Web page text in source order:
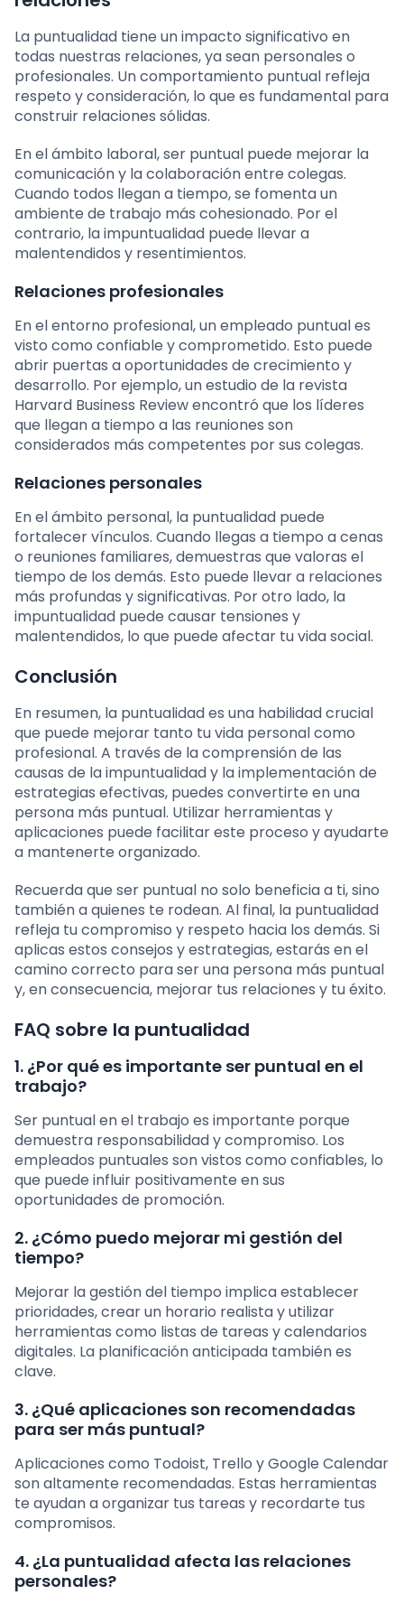
La puntualidad tiene un impacto significativo en
todas nuestras relaciones, ya sean personales o
profesionales. Un comportamiento puntual refleja
respeto y consideración, lo que es fundamental para
construir relaciones sólidas.
En el ámbito laboral, ser puntual puede mejorar la
comunicación y la colaboración entre colegas.
Cuando todos llegan a tiempo, se fomenta un
ambiente de trabajo más cohesionado. Por el
contrario, la impuntualidad puede llevar a
malentendidos y resentimientos.
Relaciones profesionales
En el entorno profesional, un empleado puntual es
visto como confiable y comprometido. Esto puede
abrir puertas a oportunidades de crecimiento y
desarrollo. Por ejemplo, un estudio de la revista
Harvard Business Review encontró que los líderes
que llegan a tiempo a las reuniones son
considerados más competentes por sus colegas.
Relaciones personales
En el ámbito personal, la puntualidad puede
fortalecer vínculos. Cuando llegas a tiempo a cenas
o reuniones familiares, demuestras que valoras el
tiempo de los demás. Esto puede llevar a relaciones
más profundas y significativas. Por otro lado, la
impuntualidad puede causar tensiones y
malentendidos, lo que puede afectar tu vida social.
Conclusión
En resumen, la puntualidad es una habilidad crucial
que puede mejorar tanto tu vida personal como
profesional. A través de la comprensión de las
causas de la impuntualidad y la implementación de
estrategias efectivas, puedes convertirte en una
persona más puntual. Utilizar herramientas y
aplicaciones puede facilitar este proceso y ayudarte
a mantenerte organizado.
Recuerda que ser puntual no solo beneficia a ti, sino
también a quienes te rodean. Al final, la puntualidad
refleja tu compromiso y respeto hacia los demás. Si
aplicas estos consejos y estrategias, estarás en el
camino correcto para ser una persona más puntual
y, en consecuencia, mejorar tus relaciones y tu éxito.
FAQ sobre la puntualidad
1. ¿Por qué es importante ser puntual en el
trabajo?
Ser puntual en el trabajo es importante porque
demuestra responsabilidad y compromiso. Los
empleados puntuales son vistos como confiables, lo
que puede influir positivamente en sus
oportunidades de promoción.
2. ¿Cómo puedo mejorar mi gestión del
tiempo?
Mejorar la gestión del tiempo implica establecer
prioridades, crear un horario realista y utilizar
herramientas como listas de tareas y calendarios
digitales. La planificación anticipada también es
clave.
3. ¿Qué aplicaciones son recomendadas
para ser más puntual?
Aplicaciones como Todoist, Trello y Google Calendar
son altamente recomendadas. Estas herramientas
te ayudan a organizar tus tareas y recordarte tus
compromisos.
4. ¿La puntualidad afecta las relaciones
personales?